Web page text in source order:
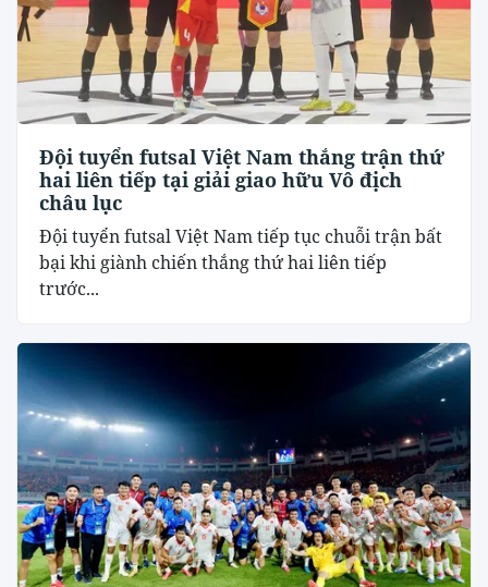
Đội tuyển futsal Việt Nam thắng trận thứ
hai liên tiếp tại giải giao hữu Vô địch
châu lục
Đội tuyển futsal Việt Nam tiếp tục chuỗi trận bất
bại khi giành chiến thắng thứ hai liên tiếp
trước...